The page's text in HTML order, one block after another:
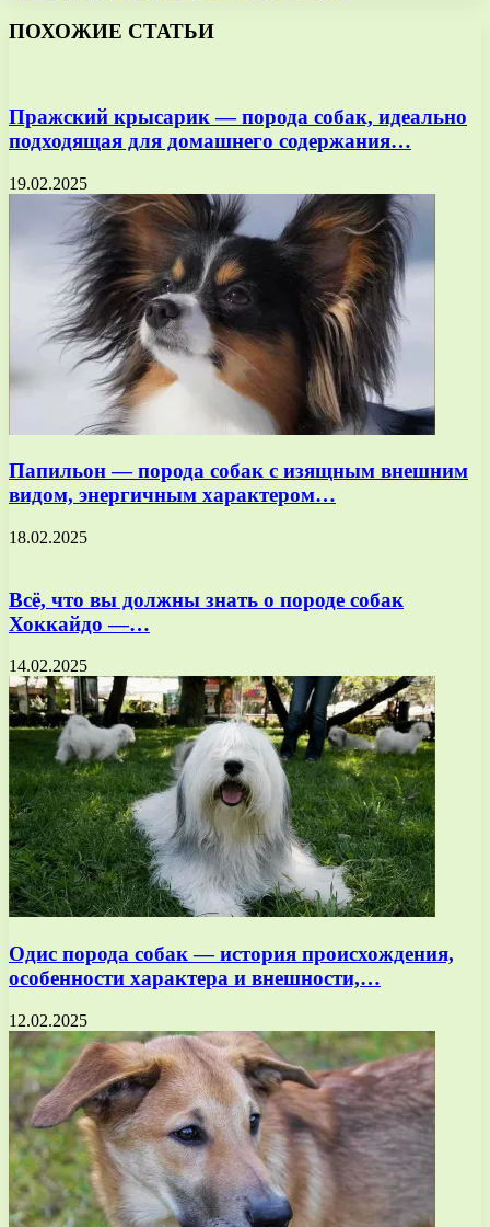
ПОХОЖИЕ СТАТЬИ
Пражский крысарик — порода собак, идеально
подходящая для домашнего содержания…
19.02.2025
Папильон — порода собак с изящным внешним
видом, энергичным характером…
18.02.2025
Всё, что вы должны знать о породе собак
Хоккайдо —…
14.02.2025
Одис порода собак — история происхождения,
особенности характера и внешности,…
12.02.2025